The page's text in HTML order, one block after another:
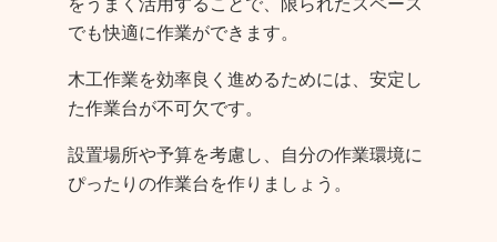
でも快適に作業ができます。
木工作業を効率良く進めるためには、安定し
た作業台が不可欠です。
設置場所や予算を考慮し、自分の作業環境に
ぴったりの作業台を作りましょう。